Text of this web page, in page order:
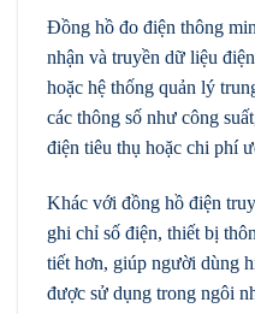
Đồng hồ đo điện thông
nhận và truyền dữ liệu
hoặc hệ thống quản lý
các thông số như công
điện tiêu thụ hoặc chi phí
Khác với đồng hồ điện
ghi chỉ số điện, thiết bị
tiết hơn, giúp người dùng
được sử dụng trong ngôi